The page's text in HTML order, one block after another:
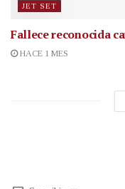
JET SET
Fallece reconocida
HACE 1 MES